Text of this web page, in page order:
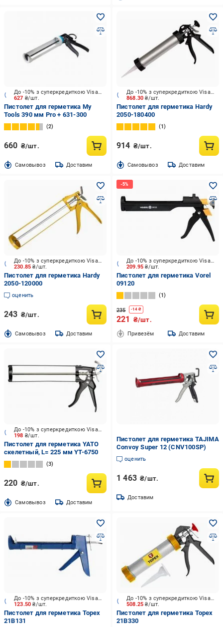
627 ₴/шт.
До -10% з суперкредиткою Visa Вигода
Пистолет для герметика My
Tools 390 мм Pro + 631-300
2
660 ₴/шт.
Cамовывоз Доставим
868.30₴/шт.
До -10% з суперкредиткою Visa Вигода
Пистолет для герметика Hardy
2050-180400
1
914 ₴/шт.
Cамовывоз Доставим
230.85₴/шт.
До -10% з суперкредиткою Visa Вигода
Пистолет для герметика Hardy
2050-120000
оценить
243 ₴/шт.
Cамовывоз Доставим
209.95₴/шт.
До -10% з суперкредиткою Visa Вигода
Пистолет для герметика Vorel
09120
1
235 -14 ₴
221 ₴/шт.
Привезём Доставим
198 ₴/шт.
До -10% з суперкредиткою Visa Вигода
Пистолет для герметика YATO
скелетный, L= 225 мм YT-6750
3
220 ₴/шт.
Cамовывоз Доставим
Пистолет для герметика TAJIMA
Convoy Super 12 (CNV100SP)
оценить
1 463 ₴/шт.
Доставим
123.50₴/шт.
До -10% з суперкредиткою Visa Вигода
Пистолет для герметика Topex
21В131
508.25₴/шт.
До -10% з суперкредиткою Visa Вигода
Пистолет для герметика Topex
21B330